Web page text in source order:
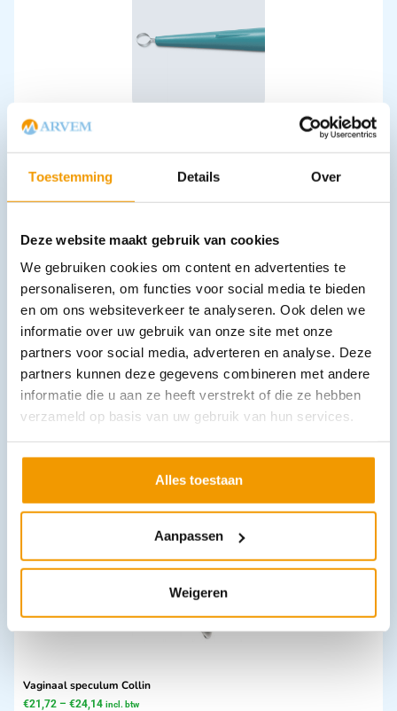
Toestemming Details Over
Deze website maakt gebruik van cookies
We gebruiken cookies om content en advertenties te
personaliseren, om functies voor social media te bieden
en om ons websiteverkeer te analyseren. Ook delen we
informatie over uw gebruik van onze site met onze
partners voor social media, adverteren en analyse. Deze
partners kunnen deze gegevens combineren met andere
informatie die u aan ze heeft verstrekt of die ze hebben
verzameld op basis van uw gebruik van hun services.
Alles toestaan
Aanpassen
Weigeren
Huidcurette met rond blad KAI disposable Steriel
€59,29
49 excl. btw
Opties bekijken
Rubber t.b.v. Reflexhamer
€ 1,33 – €4,11 incl. btw
1.1 excl. btw
Vaginaal speculum Collin
€21,72 – €24,14 incl. btw